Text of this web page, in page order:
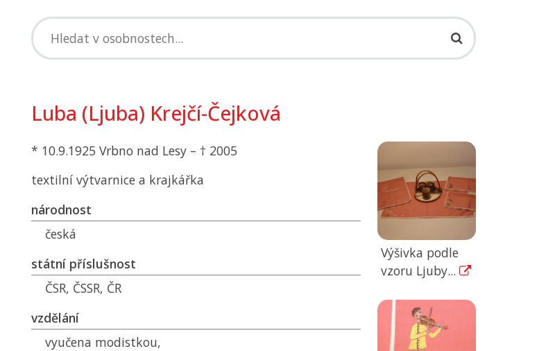
Luba (Ljuba) Krejčí-Čejková
* 10.9.1925 Vrbno nad Lesy – † 2005
textilní výtvarnice a krajkářka
národnost
česká
státní příslušnost
ČSR, ČSSR, ČR
vzdělání
vyučena modistkou,
Výšivka podle
vzoru Ljuby...